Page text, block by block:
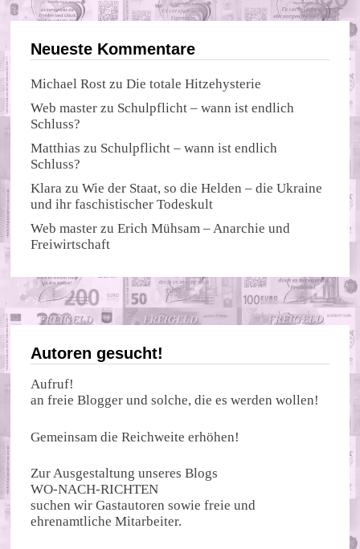
Neueste Kommentare
Michael Rost zuDie totale Hitzehysterie
Web master zu Schulpflicht – wann ist endlich
Schluss?
Matthias zu Schulpflicht – wann ist endlich
Schluss?
Klara zuWie der Staat, so die Helden – die Ukraine
und ihr faschistischer Todeskult
Web master zuErich Mühsam – Anarchie und
Freiwirtschaft
Autoren gesucht!
Aufruf!
an freie Blogger und solche, die es werden wollen!
Gemeinsam die Reichweite erhöhen!
Zur Ausgestaltung unseres Blogs
WO-NACH-RICHTEN
suchen wir Gastautoren sowie freie und
ehrenamtliche Mitarbeiter.